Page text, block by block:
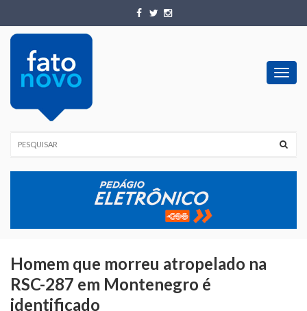
Homem que morreu atropelado na
RSC-287 em Montenegro é
identificado